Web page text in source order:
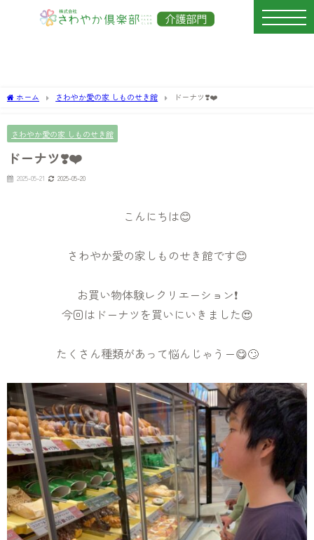
ホーム さわやか愛の家 しものせき館 ドーナツ❣️❤️
さわやか愛の家 しものせき館
ドーナツ❣️❤️
2025-05-21 2025-05-20
こんにちは😊
さわやか愛の家しものせき館です😊
お買い物体験レクリエーション❗️
今回はドーナツを買いにいきました😍
たくさん種類があって悩んじゃうー😋🙄